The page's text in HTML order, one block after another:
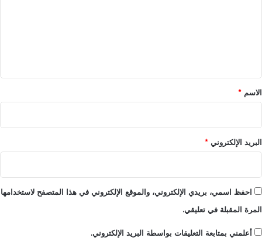
*
الاسم *
البريد الإلكتروني *
احفظ اسمي، بريدي الإلكتروني، والموقع الإلكتروني في هذا المتصفح لاستخدامها
المرة المقبلة في تعليقي.
أعلمني بمتابعة التعليقات بواسطة البريد الإلكتروني.